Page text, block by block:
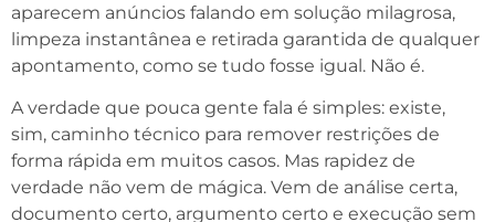
aparecem anúncios falando em solução milagrosa,
limpeza instantânea e retirada garantida de qualquer
apontamento, como se tudo fosse igual. Não é.
A verdade que pouca gente fala é simples: existe,
sim, caminho técnico para remover restrições de
forma rápida em muitos casos. Mas rapidez de
verdade não vem de mágica. Vem de análise certa,
documento certo, argumento certo e execução sem